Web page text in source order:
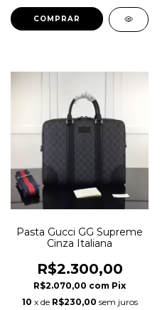
Pasta Gucci GG Supreme
Cinza Italiana
R$2.300,00
R$2.070,00 com Pix
10 x de R$230,00 sem juros